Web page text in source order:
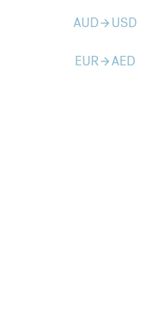
AUDarrow_forward USD
EURarrow_forwardAED